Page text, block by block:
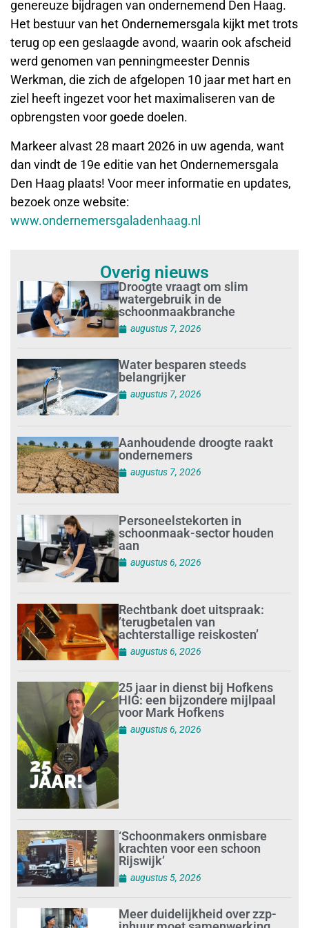
genereuze bijdragen van ondernemend Den Haag.
Het bestuur van het Ondernemersgala kijkt met trots
terug op een geslaagde avond, waarin ook afscheid
werd genomen van penningmeester Dennis
Werkman, die zich de afgelopen 10 jaar met hart en
ziel heeft ingezet voor het maximaliseren van de
opbrengsten voor goede doelen.
Markeer alvast 28 maart 2026 in uw agenda, want
dan vindt de 19e editie van het Ondernemersgala
Den Haag plaats! Voor meer informatie en updates,
bezoek onze website:
www.ondernemersgaladenhaag.nl
Overig nieuws
Droogte vraagt om slim
watergebruik in de
schoonmaakbranche
augustus 7, 2026
Water besparen steeds
belangrijker
augustus 7, 2026
Aanhoudende droogte raakt
ondernemers
augustus 7, 2026
Personeelstekorten in
schoonmaak-sector houden
aan
augustus 6, 2026
Rechtbank doet uitspraak:
’terugbetalen van
achterstallige reiskosten’
augustus 6, 2026
25 jaar in dienst bij Hofkens
HIG: een bijzondere mijlpaal
voor Mark Hofkens
augustus 6, 2026
‘Schoonmakers onmisbare
krachten voor een schoon
Rijswijk’
augustus 5, 2026
Meer duidelijkheid over zzp-